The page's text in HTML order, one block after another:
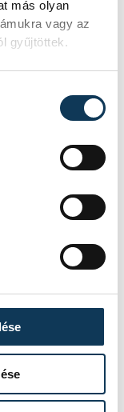
más olyan
vagy az
gyűjtöttek.